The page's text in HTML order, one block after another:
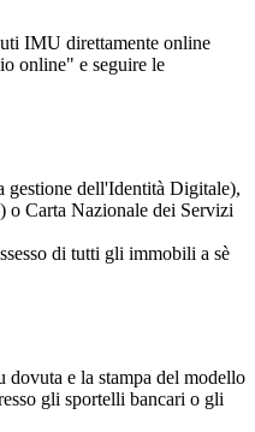
IMU direttamente online
online" e seguire le
gestione dell'Identità Digitale),
o Carta Nazionale dei Servizi
di tutti gli immobili a sè
e la stampa del modello
gli sportelli bancari o gli